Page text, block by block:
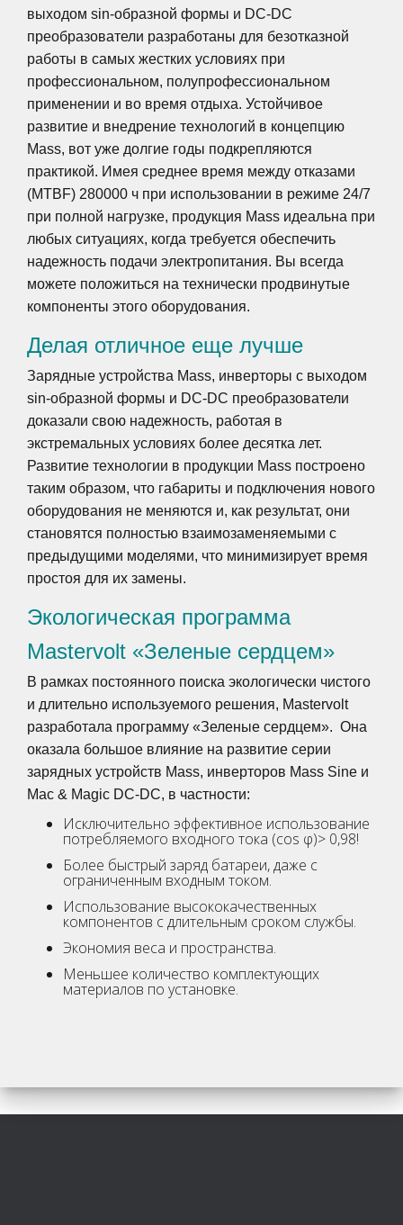
выходом sin-образной формы и DC-DC
преобразователи разработаны для безотказной
работы в самых жестких условиях при
профессиональном, полупрофессиональном
применении и во время отдыха. Устойчивое
развитие и внедрение технологий в концепцию
Mass, вот уже долгие годы подкрепляются
практикой. Имея среднее время между отказами
(MTBF) 280000 ч при использовании в режиме 24/7
при полной нагрузке, продукция Mass идеальна при
любых ситуациях, когда требуется обеспечить
надежность подачи электропитания. Вы всегда
можете положиться на технически продвинутые
компоненты этого оборудования.
Делая отличное еще лучше
Зарядные устройства Mass, инверторы с выходом
sin-образной формы и DC-DC преобразователи
доказали свою надежность, работая в
экстремальных условиях более десятка лет.
Развитие технологии в продукции Mass построено
таким образом, что габариты и подключения нового
оборудования не меняются и, как результат, они
становятся полностью взаимозаменяемыми с
предыдущими моделями, что минимизирует время
простоя для их замены.
Экологическая программа
Mastervolt «Зеленые сердцем»
В рамках постоянного поиска экологически чистого
и длительно используемого решения, Mastervolt
разработала программу «Зеленые сердцем». Она
оказала большое влияние на развитие серии
зарядных устройств Mass, инверторов Mass Sine и
Mac & Magic DC-DC, в частности:
Исключительно эффективное использование
потребляемого входного тока (сos φ)> 0,98!
Более быстрый заряд батареи, даже с
ограниченным входным током.
Использование высококачественных
компонентов с длительным сроком службы.
Экономия веса и пространства.
Меньшее количество комплектующих
материалов по установке.